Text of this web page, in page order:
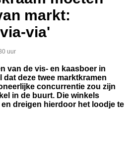
markt:
via'
uur
van de vis- en kaasboer in
dat deze twee marktkramen
concurrentie zou zijn
in de buurt. Die winkels
dreigen hierdoor het loodje te